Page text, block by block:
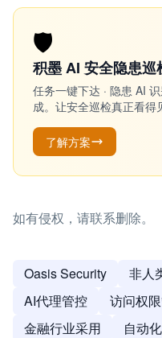
🛡️
积墨 AI 安全隐患巡
任务一键下达 · 隐患 AI
成。让安全巡检真正看得
了解方案
如有侵权，请联系删除。
Oasis Security 非人
AI代理管控
访问权
金融行业采用
自动